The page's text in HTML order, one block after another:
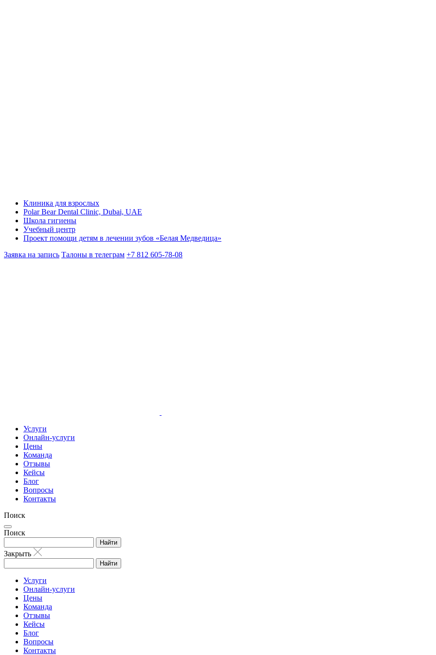
Клиника для взрослых
Polar Bear Dental Clinic, Dubai, UAE
Школа гигиены
Учебный центр
Проект помощи детям в лечении зубов «Белая Медведица»
Заявка на запись Талоны в телеграм +7 812 605-78-08
Услуги
Онлайн-услуги
Цены
Команда
Отзывы
Кейсы
Блог
Вопросы
Контакты
Поиск
Поиск
Найти
Закрыть
Найти
Услуги
Онлайн-услуги
Цены
Команда
Отзывы
Кейсы
Блог
Вопросы
Контакты